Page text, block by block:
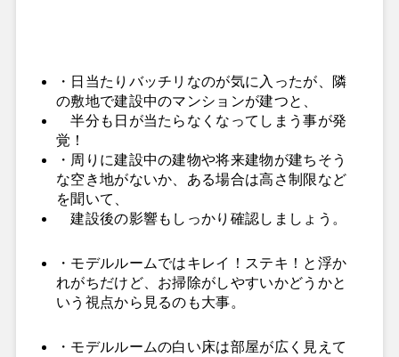
・日当たりバッチリなのが気に入ったが、隣
の敷地で建設中のマンションが建つと、
半分も日が当たらなくなってしまう事が発
覚！
・周りに建設中の建物や将来建物が建ちそう
な空き地がないか、ある場合は高さ制限など
を聞いて、
建設後の影響もしっかり確認しましょう。
・モデルルームではキレイ！ステキ！と浮か
れがちだけど、お掃除がしやすいかどうかと
いう視点から見るのも大事。
・モデルルームの白い床は部屋が広く見えて